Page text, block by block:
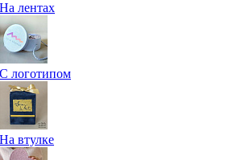
На лентах
С логотипом
На втулке